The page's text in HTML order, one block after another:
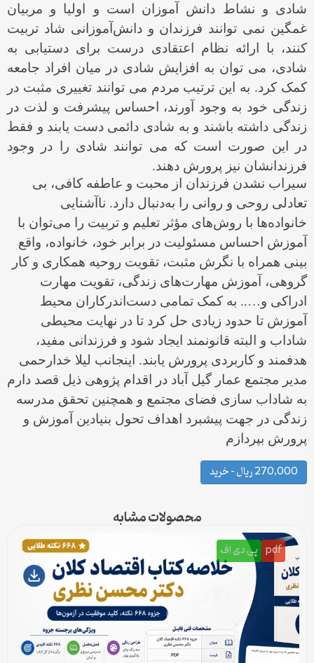
شادى و نشاط دانش آموزان است و اولیا و مربیان
غمگین نمى توانند فرزندان و دانش‌آموزانى شاد تربیت
کنند، با ارائه نظام اعتقادى درست براى دستیابى به
شادى، مى توان به افزایش شادى در میان افراد جامعه
کمک کرد. به این ترتیب مردم مى توانند تغییرى مثبت در
زندگى خود به وجود آورند، احساس پیشرفت و لذت در
زندگى داشته باشند و به شادى دائمى دست یابند و فقط
در این صورت است که مى توانند شادى را در وجود
فرزندانشان نیز پرورش دهند.
سیراب نشدن فرزندان از محبت و عاطفه کافی، بی
تعادلی روحی و روانی را به‌دنبال دارد. ناآشنایی
خانواده‌ها با روش‌های مؤثر تعلیم و تربیت را می‌توان با
آموزش احساس مسئولیت در برابر خود، خانواده، واقع
بینی همراه با نگرش مثبت، تقویت روحیه همکاری و کار
گروهی، آموزش مهارت‌های زندگی، تقویت مهارت
ادراکی و….. به کمک تمامی دست‌اندرکاران محیط
آموزش تا حدود زیادی حل کرد تا در نهایت محیطی
شاداب و البته قانونمند ایجاد شود و فرزندانی مفید،
هدفمند و کاربردی پرورش یابند.‏ اینجانب لیلا خدارحمی
مدیر مجتمع عمار گیل آباد در اقدام پژوهی ذیل قصد دارم
به شاداب سازی فضای مجتمع و همچنین تحقق مدرسه
زندگی در جهت پیشبرد اهداف تحول بنیادین آموزش و
پرورش بپردازم
270,000 ریال – خرید
محصولات مشابه
pdf پی دی اف